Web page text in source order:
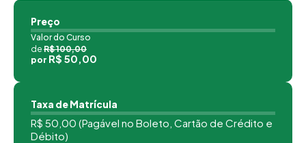
Preço
Valor do Curso
de R$ 100,00
por R$ 50,00
Taxa de Matrícula
R$ 50,00 (Pagável no Boleto, Cartão de Crédito e
Débito)